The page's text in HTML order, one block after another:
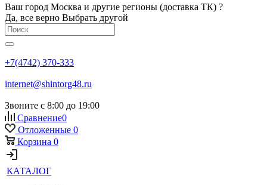
Ваш город Москва и другие регионы (доставка ТК) ?
Да, все верно Выбрать другой
+7(4742) 370-333
internet@shintorg48.ru
Звоните с 8:00 до 19:00
Сравнение0
Отложенные 0
Корзина 0
КАТАЛОГ